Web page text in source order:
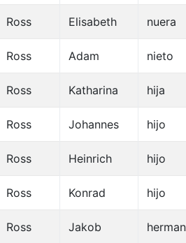
Ross Elisabeth nuera
Ross Adam nieto
Ross Katharina hija
Ross Johannes hijo
Ross Heinrich hijo
Ross Konrad hijo
Ross Jakob